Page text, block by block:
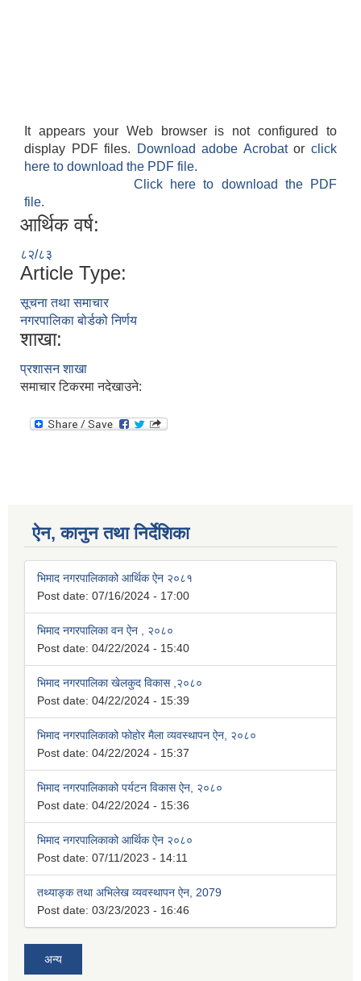
It appears your Web browser is not configured to
display PDF files.
Download adobe Acrobatorclick
here to download the PDF file.
Click here to download the PDF
file.
आर्थिक वर्ष:
८२/८३
Article Type:
सूचना तथा समाचार
नगरपालिका बोर्डको निर्णय
शाखा:
प्रशासन शाखा
समाचार टिकरमा नदेखाउने:
ऐन, कानुन तथा निर्देशिका
भिमाद नगरपालिकाको आर्थिक ऐन २०८१
Post date: 07/16/2024 - 17:00
भिमाद नगरपालिका वन ऐन , २०८०
Post date: 04/22/2024 - 15:40
भिमाद नगरपालिका खेलकुद विकास ,२०८०
Post date: 04/22/2024 - 15:39
भिमाद नगरपालिकाको फोहोर मैला व्यवस्थापन ऐन, २०८०
Post date: 04/22/2024 - 15:37
भिमाद नगरपालिकाको पर्यटन विकास ऐन, २०८०
Post date: 04/22/2024 - 15:36
भिमाद नगरपालिकाको आर्थिक ऐन २०८०
Post date: 07/11/2023 - 14:11
तथ्याङ्क तथा अभिलेख व्यवस्थापन ऐन, 2079
Post date: 03/23/2023 - 16:46
अन्य